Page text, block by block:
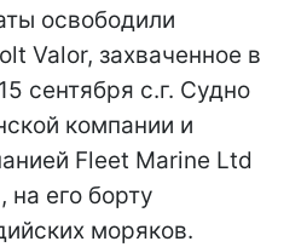
освободили
Valor, захваченное в
сентября с.г. Судно
компании и
Fleet Marine Ltd
его борту
моряков.